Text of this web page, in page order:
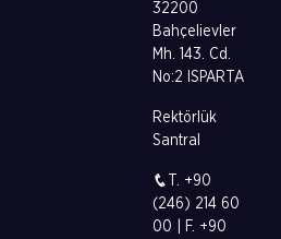
32200
Bahçelievler
Mh. 143. Cd.
No:2 ISPARTA
Rektörlük
Santral
T. +90
(246) 214 60
00 | F. +90